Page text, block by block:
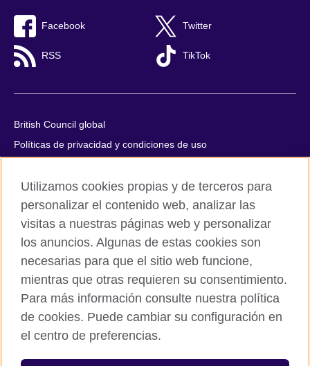
Facebook Twitter
RSS TikTok
British Council global
Políticas de privacidad y condiciones de uso
Cookies
Quejas y comentarios
Mapa del sitio
© 2026 British Council
All cultural activities in Mexico are carried out by British Council
Asociados A.C., a not-for-profit entity established to undertake
cultural activities, including the promotion and diffusion of British
culture in Mexico, the fostering of cultural relations and mutual
understanding, the promotion of the English language, and the
Utilizamos cookies propias y de terceros para
personalizar el contenido web, analizar las
visitas a nuestras páginas web y personalizar
los anuncios. Algunas de estas cookies son
necesarias para que el sitio web funcione,
mientras que otras requieren su consentimiento.
Para más información consulte nuestra política
de cookies. Puede cambiar su configuración en
el centro de preferencias.